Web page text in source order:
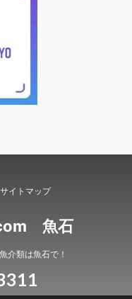
サイトマップ
魚石
介類は魚石で！